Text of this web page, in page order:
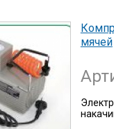
мячей